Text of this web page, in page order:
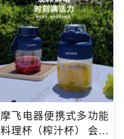
摩飞电器便携式多功能
料理杯（榨汁杯） 会员